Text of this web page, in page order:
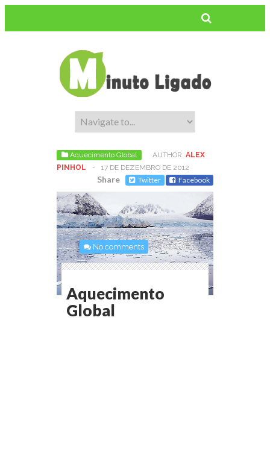
Aquecimento Global AUTHOR: ALEX
PINHOL
- 17 DE DEZEMBRO DE 2012
Share Twitter Facebook
No comments
Aquecimento
Global